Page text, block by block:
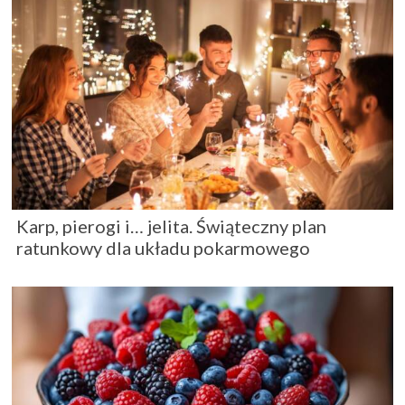
Karp, pierogi i… jelita. Świąteczny plan
ratunkowy dla układu pokarmowego